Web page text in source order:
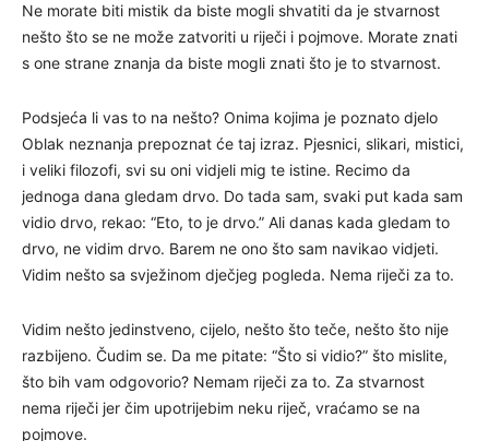
Ne morate biti mistik da biste mogli shvatiti da je stvarnost
nešto što se ne može zatvoriti u riječi i pojmove. Morate znati
s one strane znanja da biste mogli znati što je to stvarnost.
Podsjeća li vas to na nešto? Onima kojima je poznato djelo
Oblak neznanja prepoznat će taj izraz. Pjesnici, slikari, mistici,
i veliki filozofi, svi su oni vidjeli mig te istine. Recimo da
jednoga dana gledam drvo. Do tada sam, svaki put kada sam
vidio drvo, rekao: “Eto, to je drvo.” Ali danas kada gledam to
drvo, ne vidim drvo. Barem ne ono što sam navikao vidjeti.
Vidim nešto sa svježinom dječjeg pogleda. Nema riječi za to.
Vidim nešto jedinstveno, cijelo, nešto što teče, nešto što nije
razbijeno. Čudim se. Da me pitate: “Što si vidio?” što mislite,
što bih vam odgovorio? Nemam riječi za to. Za stvarnost
nema riječi jer čim upotrijebim neku riječ, vraćamo se na
pojmove.